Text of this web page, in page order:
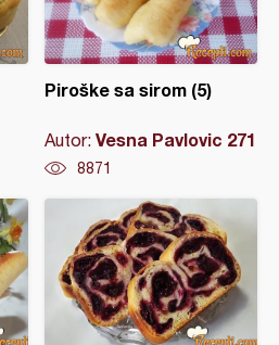
Piroške sa sirom (5)
Autor: Vesna Pavlovic 271
8871